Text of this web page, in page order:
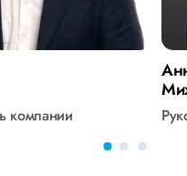
компании